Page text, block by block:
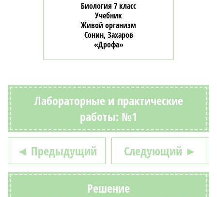
Биология 7 класс
Учебник
Живой организм
Сонин, Захаров
«Дрофа»
Лабораторные и практические
работы: №1
◄ Предыдущий Следующий ►
Решение